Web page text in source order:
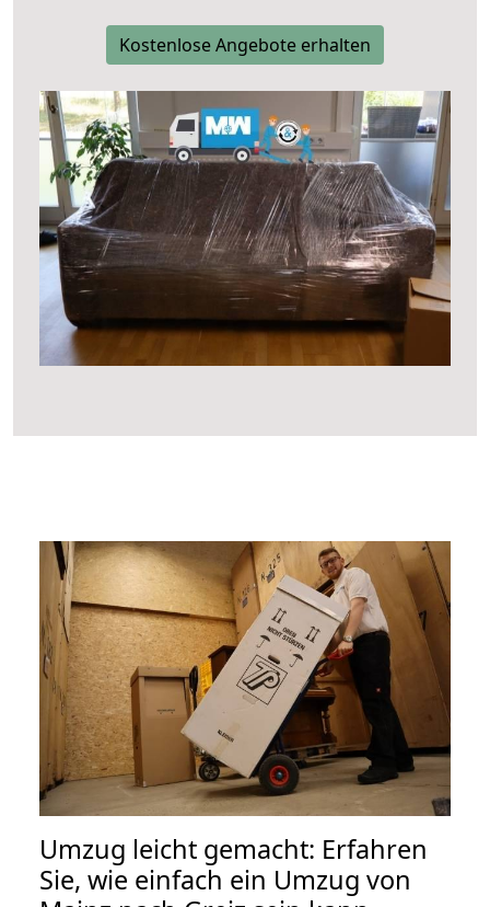
Kostenlose Angebote erhalten
Umzug leicht gemacht: Erfahren
Sie, wie einfach ein Umzug von